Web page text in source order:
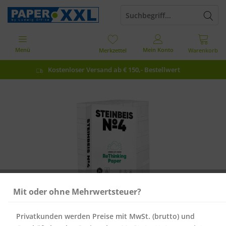
Kostenloser Versand ab € 150,- Bestellwert
Warenkorb
Merkzettel Mein Konto
Menü
Mit oder ohne Mehrwertsteuer?
Privatkunden werden Preise mit MwSt. (brutto) und